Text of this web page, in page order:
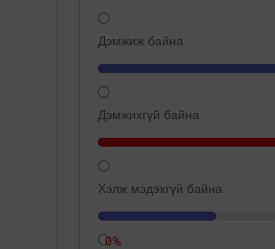
Дэмжиж байна
Дэмжихгүй байна
Хэлж мэдэхгүй байна
0%